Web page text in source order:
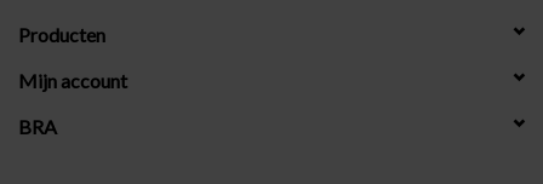
Producten
Mijn account
BRA